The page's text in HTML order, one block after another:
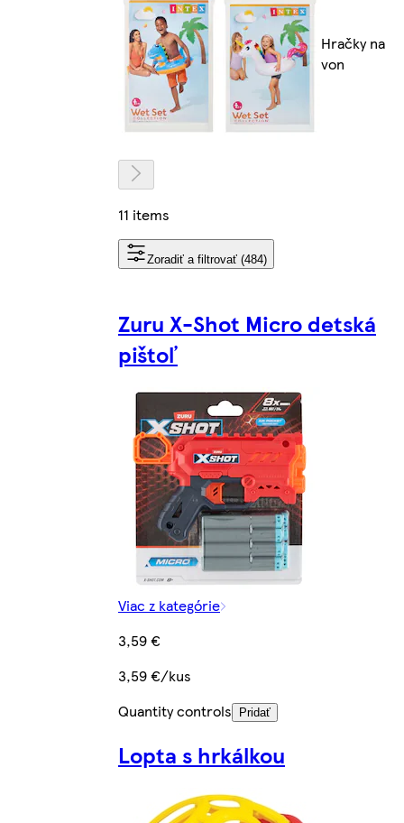
Hračky na
von
11 items
Zoradiť a filtrovať (484)
Zuru X-Shot Micro detská
pištoľ
Viac z kategórie
3,59 €
3,59 €/kus
Quantity controls
Pridať
Lopta s hrkálkou